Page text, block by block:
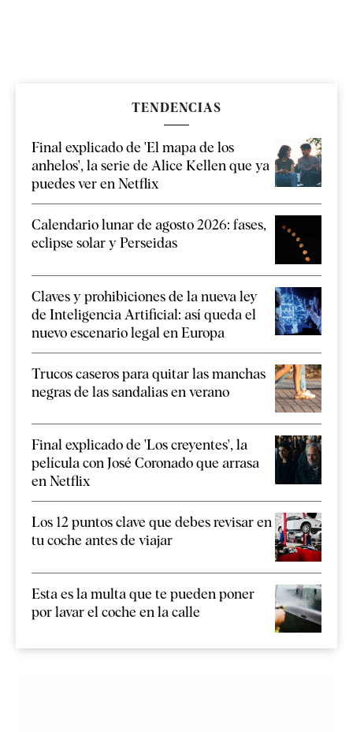
TENDENCIAS
Final explicado de 'El mapa de los
anhelos', la serie de Alice Kellen que ya
puedes ver en Netflix
Calendario lunar de agosto 2026: fases,
eclipse solar y Perseidas
Claves y prohibiciones de la nueva ley
de Inteligencia Artificial: así queda el
nuevo escenario legal en Europa
Trucos caseros para quitar las manchas
negras de las sandalias en verano
Final explicado de 'Los creyentes', la
película con José Coronado que arrasa
en Netflix
Los 12 puntos clave que debes revisar en
tu coche antes de viajar
Esta es la multa que te pueden poner
por lavar el coche en la calle